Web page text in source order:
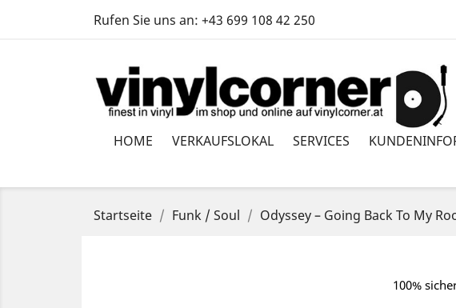
Rufen Sie uns an: +43 699 108 42 250
HOME VERKAUFSLOKAL SERVICES
Startseite Funk / Soul Odyssey ‎– Going Back To My
100%